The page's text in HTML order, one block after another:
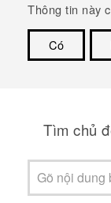
Thông tin này
Có
Tìm chủ